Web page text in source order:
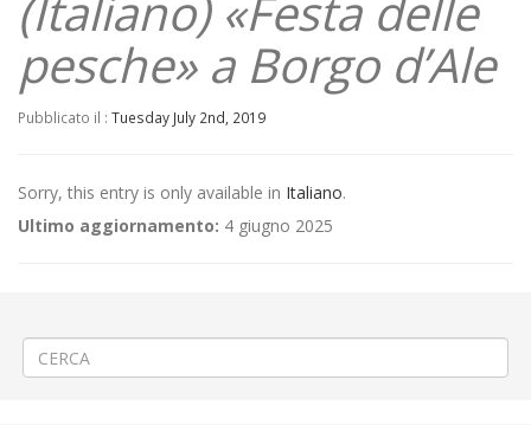
pesche» a Borgo d’Ale
Pubblicato il : Tuesday July 2nd, 2019
Sorry, this entry is only available in Italiano.
Ultimo aggiornamento: 4 giugno 2025